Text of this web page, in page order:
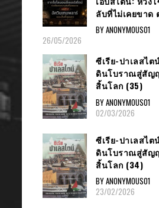
ลับที่ไม่เคยขาด
BY ANONYMOUS01
26/05/2026
ซีเรีย​-ปาเลสไ
ดินโบราณสู่สัญ
สิ้นโลก​ (35)
BY ANONYMOUS01
02/03/2026
ซีเรีย​-ปาเลสไ
ดินโบราณสู่สัญ
สิ้นโลก​ (34)
BY ANONYMOUS01
23/02/2026